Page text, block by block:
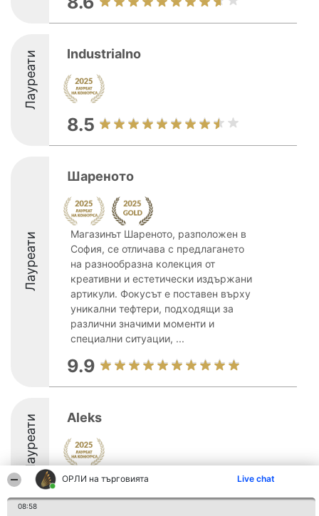
ОРЛИ на търговията Live chat
08:58
Лауреати Industrialno
8.5
Лауреати
Шареното
Магазинът Шареното, разположен в
София, се отличава с предлагането
на разнообразна колекция от
креативни и естетически издържани
артикули. Фокусът е поставен върху
уникални тефтери, подходящи за
различни значими моменти и
специални ситуации, ...
9.9
Лауреати Aleks
8.5